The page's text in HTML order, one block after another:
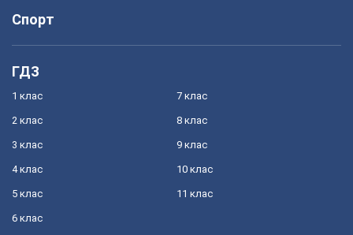
Спорт
ГДЗ
1 клас
2 клас
3 клас
4 клас
5 клас
6 клас
7 клас
8 клас
9 клас
10 клас
11 клас